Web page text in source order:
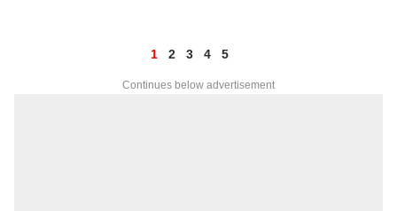
1 2 3 4 5
Continues below advertisement